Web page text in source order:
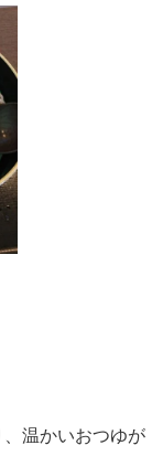
温かいおつゆが